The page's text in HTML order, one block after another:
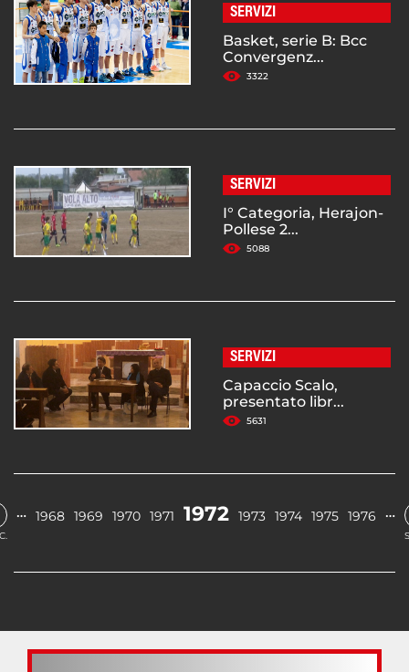
SERVIZI
Basket, serie B: Bcc
Convergenz...
3322
SERVIZI
I° Categoria, Herajon-
Pollese 2...
5088
SERVIZI
Capaccio Scalo,
presentato libr...
5631
… 1968 1969 1970 1971 1972 1973 1974 1975 1976 …